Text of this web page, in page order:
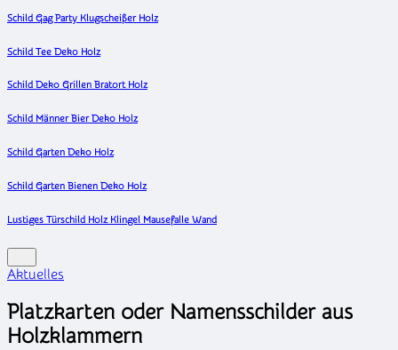
Schild Gag Party Klugscheißer Holz
Schild Tee Deko Holz
Schild Deko Grillen Bratort Holz
Schild Männer Bier Deko Holz
Schild Garten Deko Holz
Schild Garten Bienen Deko Holz
Lustiges Türschild Holz Klingel Mausefalle Wand
Posted
Aktuelles
Platzkarten oder Namensschilder aus
Holzklammern